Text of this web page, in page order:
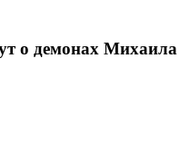
о демонах Михаила